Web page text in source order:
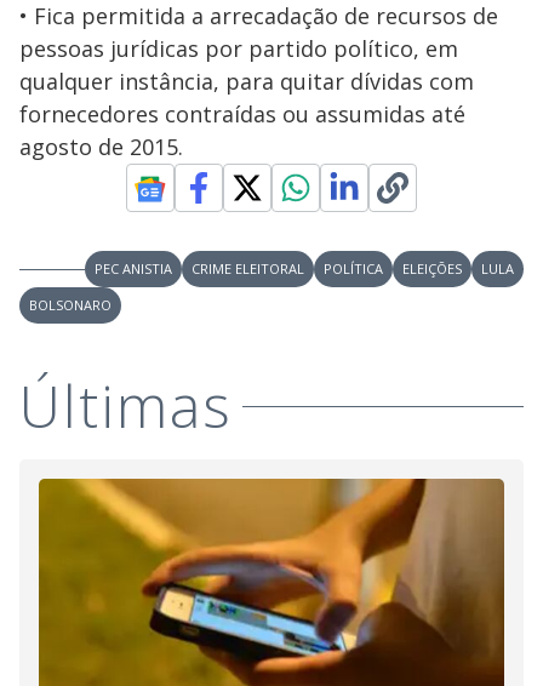
• Fica permitida a arrecadação de recursos de
pessoas jurídicas por partido político, em
qualquer instância, para quitar dívidas com
fornecedores contraídas ou assumidas até
agosto de 2015.
PEC ANISTIA CRIME ELEITORAL POLÍTICA ELEIÇÕES
LULA
BOLSONARO
Últimas